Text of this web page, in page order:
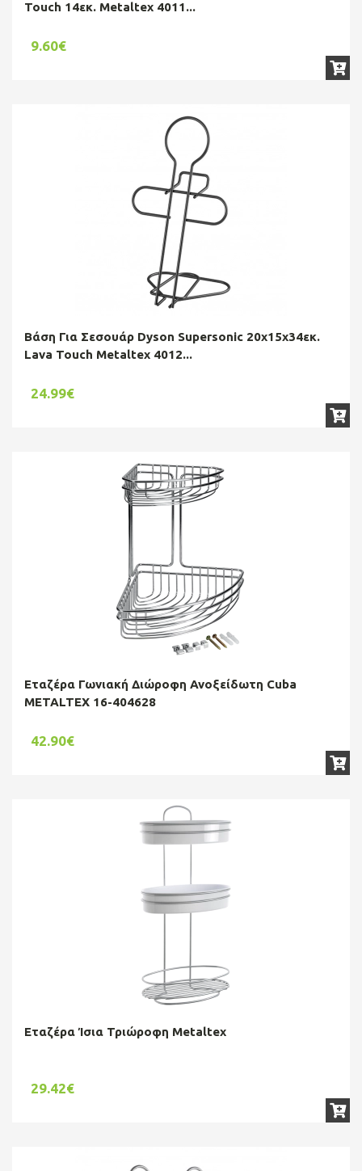
Touch 14εκ. Metaltex 4011...
9.60€
Βάση Για Σεσουάρ Dyson Supersonic 20x15x34εκ.
Lava Touch Metaltex 4012...
24.99€
Εταζέρα Γωνιακή Διώροφη Ανοξείδωτη Cuba
METALTEX 16-404628
42.90€
Εταζέρα Ίσια Τριώροφη Metaltex
29.42€